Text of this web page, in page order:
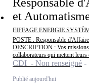
et
EIFFAGE ENERGIE
POSTE : Responsable
DESCRIPTION : Vos
collaborateurs qui mettent leurs
CDI - Non renseigné
Publié aujourd'hui